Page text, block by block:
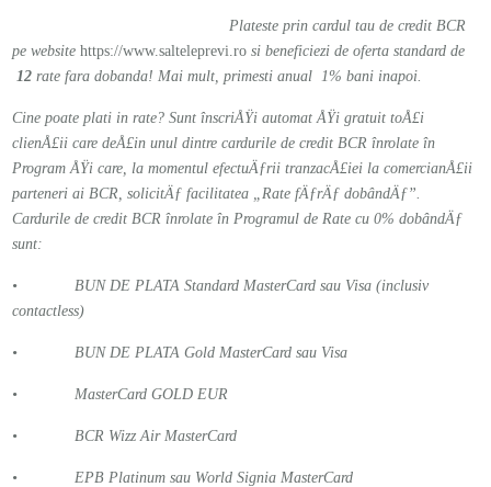
Plateste prin cardul tau de credit BCR
pe websitehttps://www.salteleprevi.ro si beneficiezi de oferta standard de
12rate fara dobanda! Mai mult, primesti anual 1% bani inapoi.
Cine poate plati in rate? Sunt înscriÅŸi automat ÅŸi gratuit toÅ£i
clienÅ£ii care deÅ£in unul dintre cardurile de credit BCR înrolate în
Program ÅŸi care, la momentul efectuÄƒrii tranzacÅ£iei la comercianÅ£ii
parteneri ai BCR, solicitÄƒ facilitatea „Rate fÄƒrÄƒ dobândÄƒ”.
Cardurile de credit BCR înrolate în Programul de Rate cu 0% dobândÄƒ
sunt:
• BUN DE PLATA Standard MasterCard sau Visa (inclusiv
contactless)
• BUN DE PLATA Gold MasterCard sau Visa
• MasterCard GOLD EUR
• BCR Wizz Air MasterCard
• EPB Platinum sau World Signia MasterCard